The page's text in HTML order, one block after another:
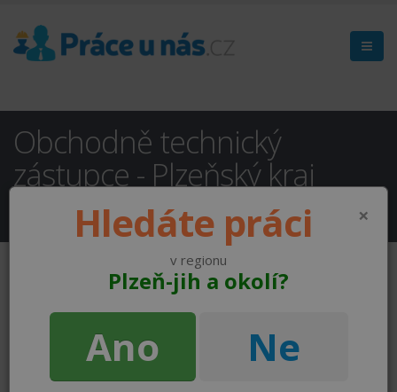
Obchodně technický
zástupce - Plzeňský kraj
Plzeň ( NEAKTUÁLNÍ ) ×
Hledáte práci
v regionu
Plzeň-jih a okolí?
Ano Ne